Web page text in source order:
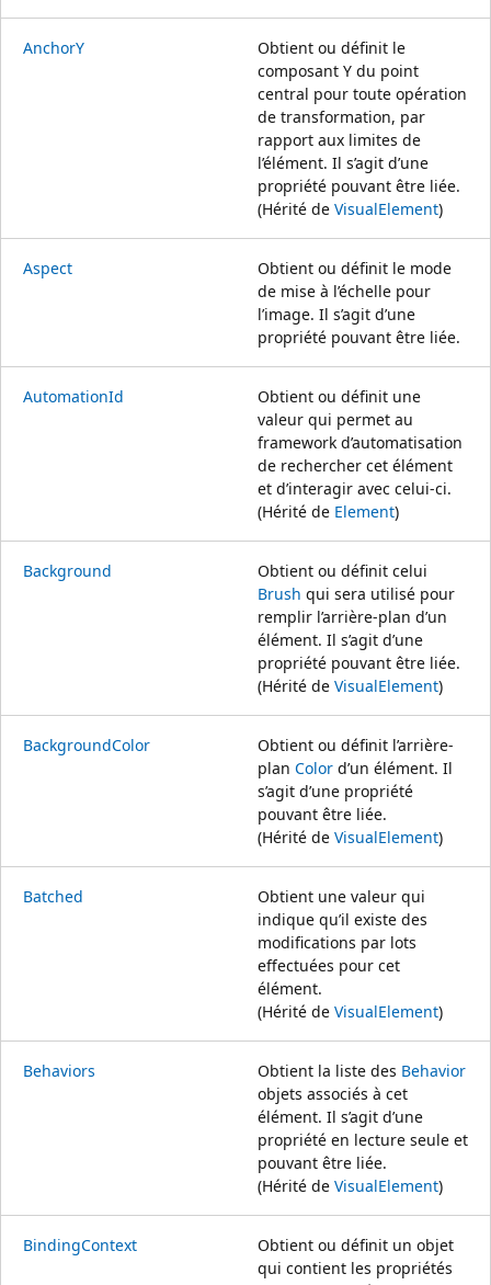
AnchorY
Obtient ou définit le
composant Y du point
central pour toute opération
de transformation, par
rapport aux limites de
l’élément. Il s’agit d’une
propriété pouvant être liée.
(Hérité de VisualElement)
Aspect
Obtient ou définit le mode
de mise à l’échelle pour
l’image. Il s’agit d’une
propriété pouvant être liée.
AutomationId
Obtient ou définit une
valeur qui permet au
framework d’automatisation
de rechercher cet élément
et d’interagir avec celui-ci.
(Hérité de Element)
Background
Obtient ou définit celui
Brush qui sera utilisé pour
remplir l’arrière-plan d’un
élément. Il s’agit d’une
propriété pouvant être liée.
(Hérité de VisualElement)
BackgroundColor
Obtient ou définit l’arrière-
plan Color d’un élément. Il
s’agit d’une propriété
pouvant être liée.
(Hérité de VisualElement)
Batched
Obtient une valeur qui
indique qu’il existe des
modifications par lots
effectuées pour cet
élément.
(Hérité de VisualElement)
Behaviors Obtient la liste des Behavior
objets associés à cet
élément. Il s’agit d’une
propriété en lecture seule et
pouvant être liée.
(Hérité de VisualElement)
BindingContext
Obtient ou définit un objet
qui contient les propriétés